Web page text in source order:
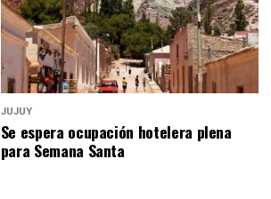
JUJUY
Se espera ocupación hotelera plena
para Semana Santa